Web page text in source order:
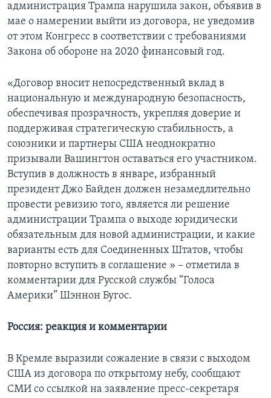
администрация Трампа нарушила закон, объявив в
мае о намерении выйти из договора, не уведомив
от этом Конгресс в соответствии с требованиями
Закона об обороне на 2020 финансовый год.
«Договор вносит непосредственный вклад в
национальную и международную безопасность,
обеспечивая прозрачность, укрепляя доверие и
поддерживая стратегическую стабильность, а
союзники и партнеры США неоднократно
призывали Вашингтон оставаться его участником.
Вступив в должность в январе, избранный
президент Джо Байден должен незамедлительно
провести ревизию того, является ли решение
администрации Трампа о выходе юридически
обязательным для новой администрации, и какие
варианты есть для Соединенных Штатов, чтобы
повторно вступить в соглашение » – отметила в
комментарии для Русской службы “Голоса
Америки” Шэннон Бугос.
Россия: реакция и комментарии
В Кремле выразили сожаление в связи с выходом
США из договора по открытому небу, сообщают
СМИ со ссылкой на заявление пресс-секретаря